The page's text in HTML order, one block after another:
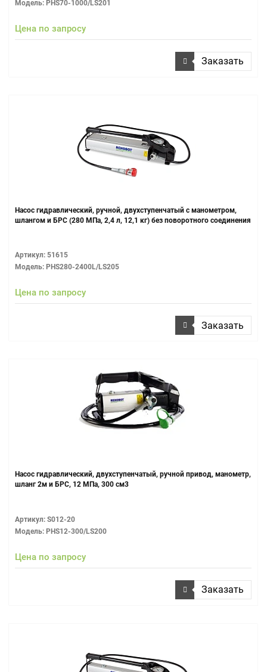
Модель: PHS70-1000/LS201
Цена по запросу
Заказать
Насос гидравлический, ручной, двухступенчатый с манометром,
шлангом и БРС (280 МПа, 2,4 л, 12,1 кг) без поворотного соединения
Артикул: 51615
Модель: PHS280-2400L/LS205
Цена по запросу
Заказать
Насос гидравлический, двухступенчатый, ручной привод, манометр,
шланг 2м и БРС, 12 МПа, 300 см3
Артикул: S012-20
Модель: PHS12-300/LS200
Цена по запросу
Заказать